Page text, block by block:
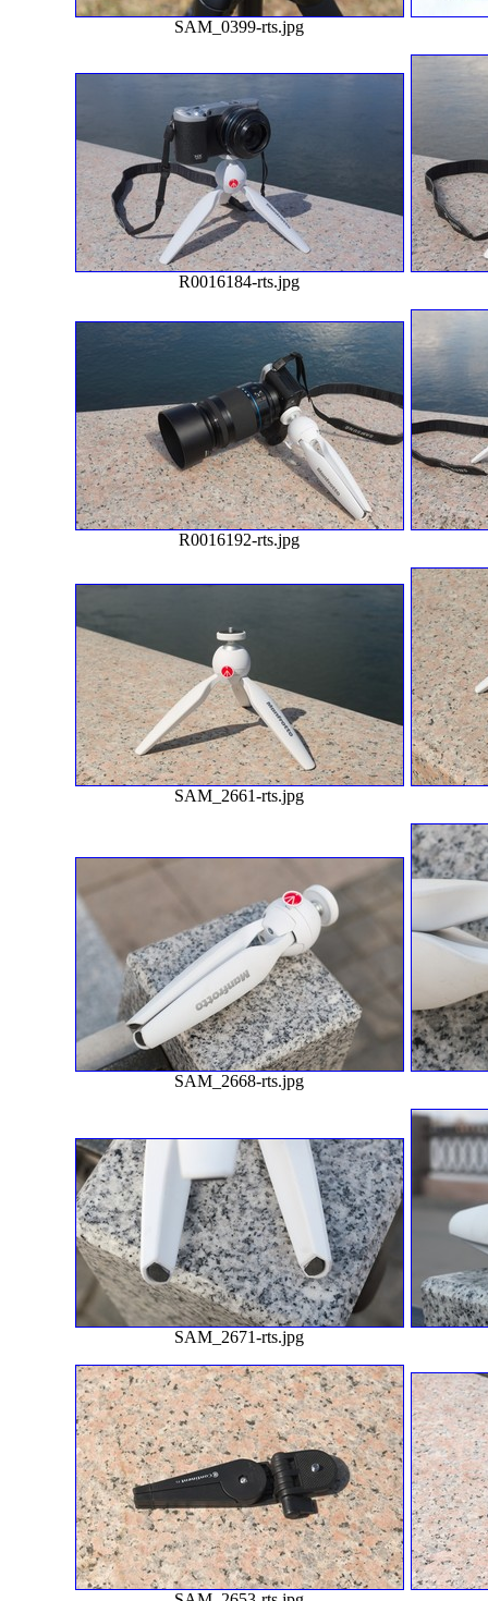
SAM_0399-rts.jpg
R0016184-rts.jpg
R0016192-rts.jpg
SAM_2661-rts.jpg
SAM_2668-rts.jpg
SAM_2671-rts.jpg